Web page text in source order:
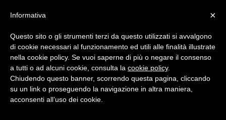
Cronaca
Camion si ribalta su
×
Informativa
Questo sito o gli strumenti terzi da questo utilizzati si avvalgono
di cookie necessari al funzionamento ed utili alle finalità illustrate
nella cookie policy. Se vuoi saperne di più o negare il consenso
a tutti o ad alcuni cookie, consulta la cookie policy.
Chiudendo questo banner, scorrendo questa pagina, cliccando
su un link o proseguendo la navigazione in altra maniera,
acconsenti all’uso dei cookie.